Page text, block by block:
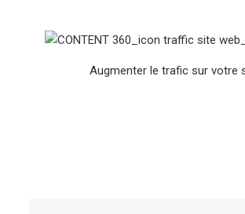
Augmenter le trafic sur votre